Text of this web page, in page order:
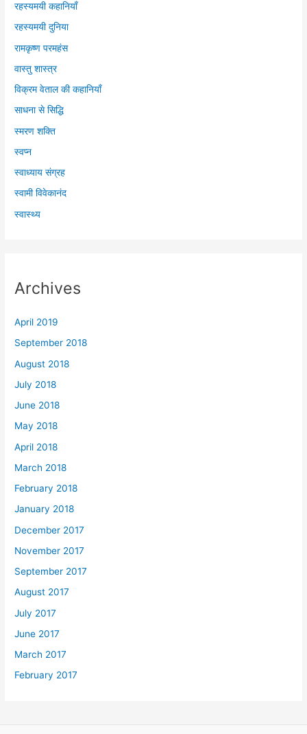
रहस्यमयी कहानियाँ
रहस्यमयी दुनिया
रामकृष्ण परमहंस
वास्तु शास्त्र
विक्रम वेताल की कहानियाँ
साधना से सिद्धि
स्मरण शक्ति
स्वप्न
स्वाध्याय संग्रह
स्वामी विवेकानंद
स्वास्थ्य
Archives
April 2019
September 2018
August 2018
July 2018
June 2018
May 2018
April 2018
March 2018
February 2018
January 2018
December 2017
November 2017
September 2017
August 2017
July 2017
June 2017
March 2017
February 2017